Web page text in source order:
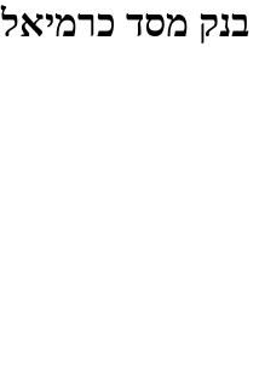
בנק מסד